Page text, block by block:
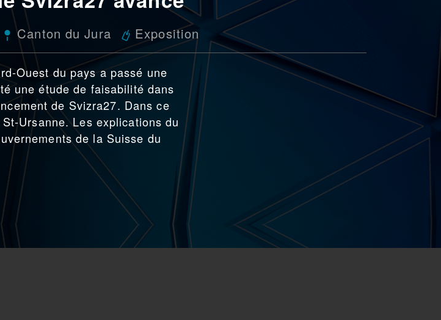
Canton du Jura Exposition
Ouest du pays a passé une
une étude de faisabilité dans
de Svizra27. Dans ce
Ursanne. Les explications du
de la Suisse du